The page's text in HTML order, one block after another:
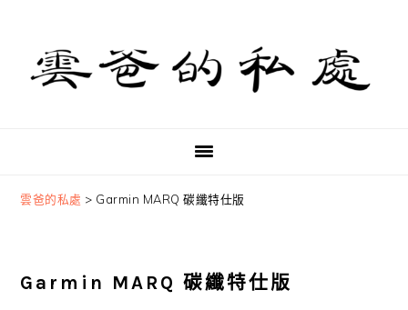
primary
navigation
content
primary
sidebar
雲爸的私處 > Garmin MARQ 碳纖特仕版
Garmin MARQ 碳纖特仕版